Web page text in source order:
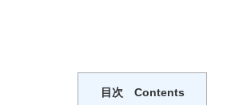
目次 Contents